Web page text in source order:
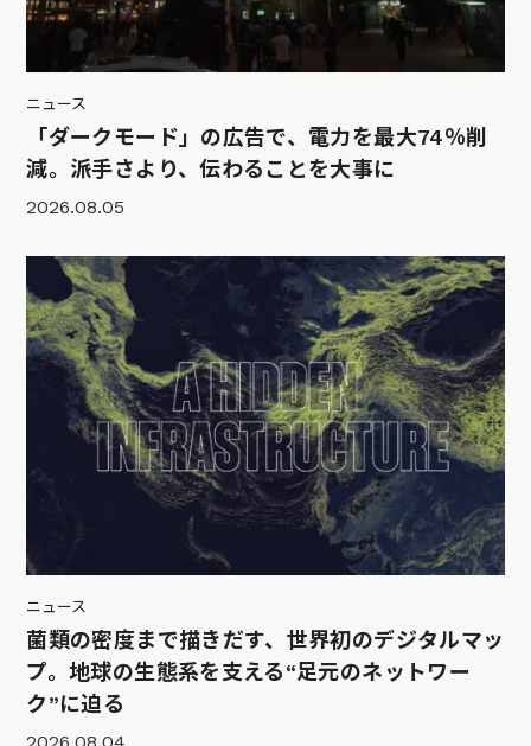
ニュース
「ダークモード」の広告で、電力を最大74％削
減。派手さより、伝わることを大事に
2026.08.05
ニュース
菌類の密度まで描きだす、世界初のデジタルマッ
プ。地球の生態系を支える“足元のネットワー
ク”に迫る